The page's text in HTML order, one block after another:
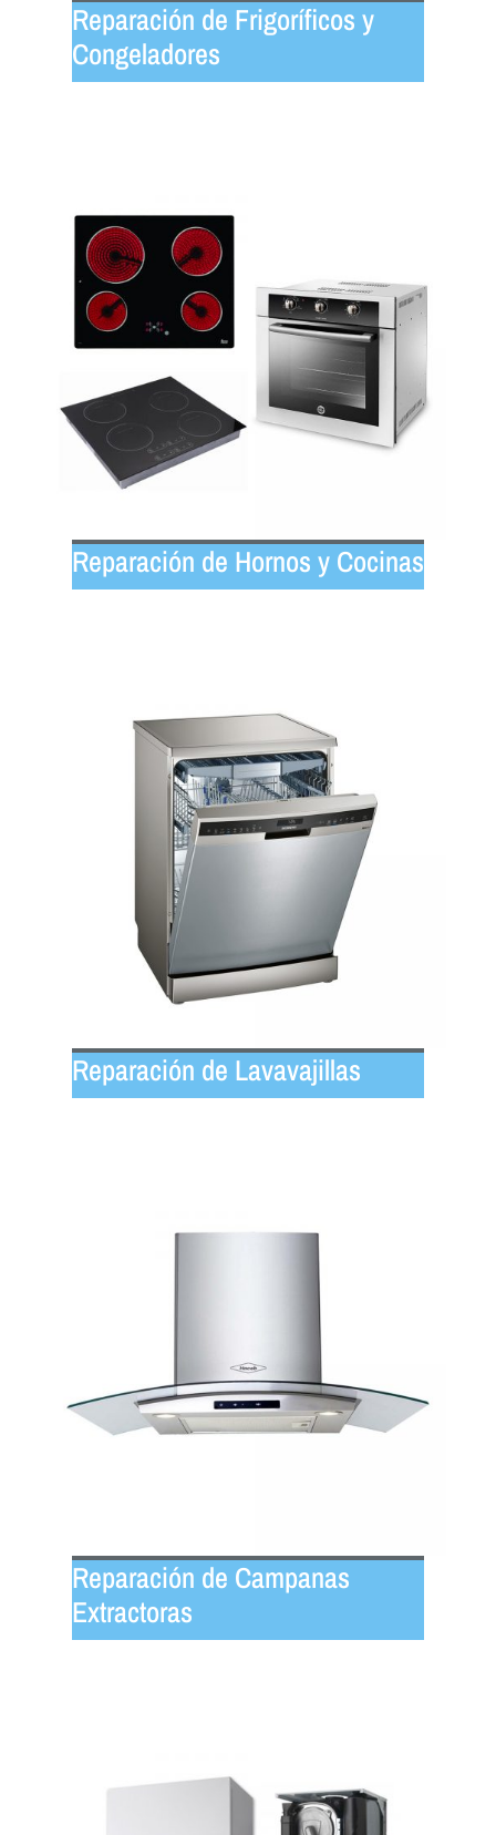
Reparación de Frigoríficos y
Congeladores
Reparación de Hornos y Cocinas
Reparación de Lavavajillas
Reparación de Campanas
Extractoras